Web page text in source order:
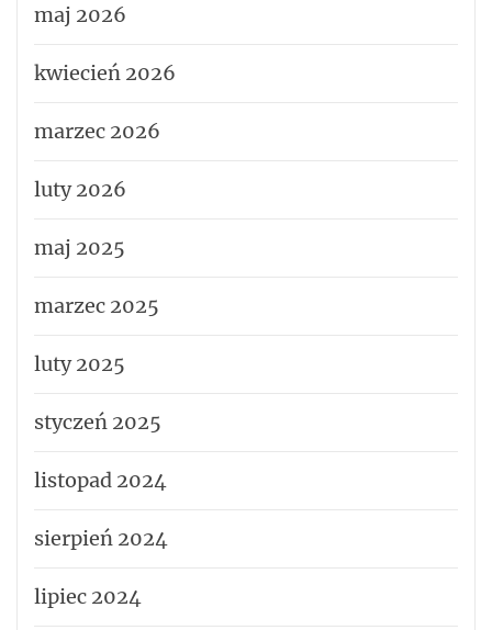
maj 2026
kwiecień 2026
marzec 2026
luty 2026
maj 2025
marzec 2025
luty 2025
styczeń 2025
listopad 2024
sierpień 2024
lipiec 2024